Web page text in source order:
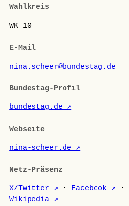
Wahlkreis
WK 10
E-Mail
nina.scheer@bundestag.de
Bundestag-Profil
bundestag.de ↗
Webseite
nina-scheer.de ↗
Netz-Präsenz
X/Twitter ↗ · Facebook ↗ ·
Wikipedia ↗